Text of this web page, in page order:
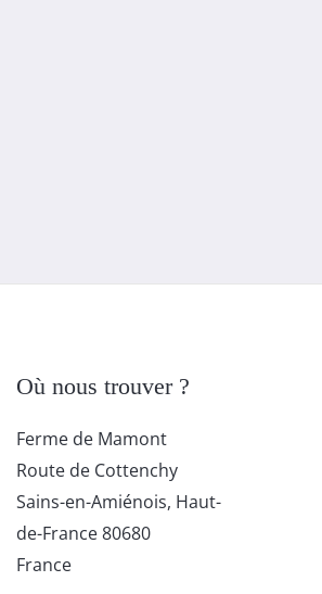
Où nous trouver ?
Ferme de Mamont
Route de Cottenchy
Sains-en-Amiénois, Haut-
de-France80680
France